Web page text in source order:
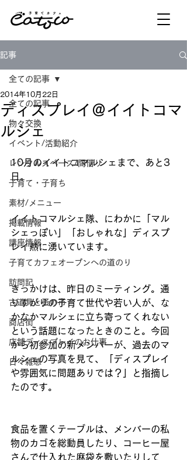
記事
全ての記事
物々交換
イベント/活動紹介
レンタルスペース/間借り
子育て・子育ち
素材/メニュー
掲載情報
講座情報
子育てカフェオープンへの道のり
訪問記
古道具と蚤の市
商店街
店舗ディスプレイのお仕事
日々雑感
全ての記事
ディスプレイ＠イイトコマ
ルシェ
2014年10月22日
10月のイイトコマルシェまで、あと3
日。
イイトコマルシェ隊、にわかに「マル
シェっぽい」「おしゃれな」ディスプ
レイ熱に湧いています。
きっかけは、昨日のミーティング。通
りすがりの子育て世代や若い人が、な
かなかマルシェに立ち寄ってくれない
という話題になったときのこと。今回
から初参加の新メンバーが、過去のマ
ルシェの写真を見て、「ディスプレイ
や雰囲気に問題ありでは？」と指摘し
たのです。
食品を置くテーブルは、メンバーの私
物のカゴを総動員したり、コーヒー屋
さんで仕入れた麻袋を敷いたりして